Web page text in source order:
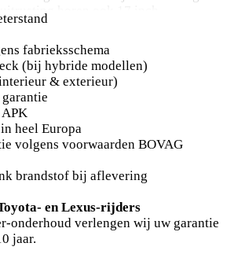
horen ook 17 inch
koplampen, in delen neerklapbare
lendensteunen.
kunt u zo strak
Met adaptive cruise control houdt
tot uw voorligger. Als u
of een fietsendrager op pad
een praktische extra. U kunt
met DAB-ontvangst en het full
met de knoppen op het stuur.
verwarmt of koelt het interieur met
bent in deze Toyota ook voorzien van
dimmende binnenspiegel, lederen
fabrieksschema
(bij hybride modellen)
& exterieur)
heel Europa
volgens voorwaarden BOVAG
brandstof bij aflevering
en Lexus-rijders
onderhoud verlengen wij uw garantie
jaar.